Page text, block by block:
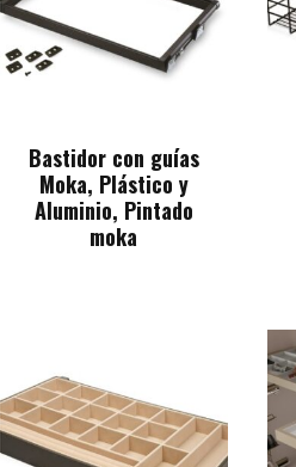
Bastidor con guías
Moka, Plástico y
Aluminio, Pintado
moka